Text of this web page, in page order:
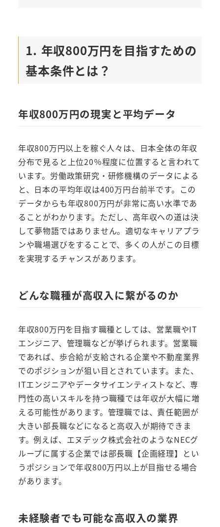
1. 年収800万円を目指すための
基本条件とは？
年収800万円の現実と平均データ
年収800万円以上を稼ぐ人々は、日本全体の年収
分布で見ると上位20％程度に位置すると言われて
います。労働政策研究・研修機構のデータによる
と、日本の平均年収は400万円台前半です。この
データからも年収800万円が非常に高い水準であ
ることがわかります。ただし、高年収への道は決
して夢物語ではありません。適切なキャリアプラ
ンや職場選びをすることで、多くの人がこの目標
を実現するチャンスがあります。
どんな職種が高収入に繋がるのか
年収800万円を目指す職種としては、営業職やIT
エンジニア、管理職などが挙げられます。営業職
であれば、歩合給が支給される企業や不動産業界
でのポジションが狙い目とされています。また、
ITエンジニアやデータサイエンティストなど、専
門性の高いスキルを持つ職種では年収が大幅に増
える可能性があります。管理職では、責任範囲が
大きい部長職などになると高収入が期待できま
す。例えば、エヌデック株式会社のようなNECグ
ループに属する企業では部長職【企画経理】とい
うポジションで年収800万円以上が目指せる場合
があります。
未経験者でも可能な高収入の業界